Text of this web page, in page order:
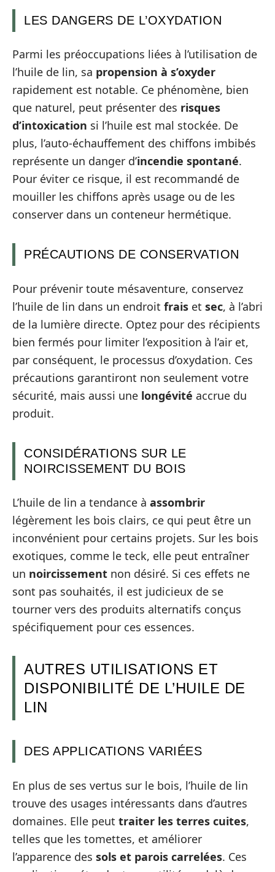
LES DANGERS DE L’OXYDATION
Parmi les préoccupations liées à l’utilisation de
l’huile de lin, sa propension à s’oxyder
rapidement est notable. Ce phénomène, bien
que naturel, peut présenter des risques
d’intoxication si l’huile est mal stockée. De
plus, l’auto-échauffement des chiffons imbibés
représente un danger d’incendie spontané.
Pour éviter ce risque, il est recommandé de
mouiller les chiffons après usage ou de les
conserver dans un conteneur hermétique.
PRÉCAUTIONS DE CONSERVATION
Pour prévenir toute mésaventure, conservez
l’huile de lin dans un endroit frais et sec, à l’abri
de la lumière directe. Optez pour des récipients
bien fermés pour limiter l’exposition à l’air et,
par conséquent, le processus d’oxydation. Ces
précautions garantiront non seulement votre
sécurité, mais aussi une longévité accrue du
produit.
CONSIDÉRATIONS SUR LE
NOIRCISSEMENT DU BOIS
L’huile de lin a tendance à assombrir
légèrement les bois clairs, ce qui peut être un
inconvénient pour certains projets. Sur les bois
exotiques, comme le teck, elle peut entraîner
un noircissement non désiré. Si ces effets ne
sont pas souhaités, il est judicieux de se
tourner vers des produits alternatifs conçus
spécifiquement pour ces essences.
AUTRES UTILISATIONS ET
DISPONIBILITÉ DE L’HUILE DE
LIN
DES APPLICATIONS VARIÉES
En plus de ses vertus sur le bois, l’huile de lin
trouve des usages intéressants dans d’autres
domaines. Elle peut traiter les terres cuites,
telles que les tomettes, et améliorer
l’apparence des sols et parois carrelées. Ces